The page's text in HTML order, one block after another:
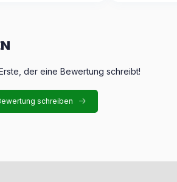
der eine Bewertung schreibt!
schreiben